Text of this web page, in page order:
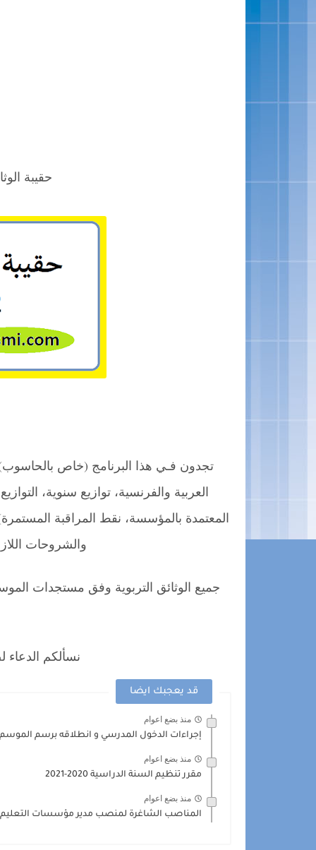
حقيبة الوثائق
تجدون فـي هذا البرنامج (خاص بالحاسوب)
العربية والفرنسية، توازيع سنوية،
والشروحات
نسألكم
قد يعجبك ايضا
منذ بضع اعوام
إجراءات الدخول المدرسي و انطلاقه برسم الموسم 2020-
منذ بضع اعوام
مقرر تنظيم السنة الدراسية 2020-2021
منذ بضع اعوام
المناصب الشاغرة لمنصب مدير مؤسسات التعليم